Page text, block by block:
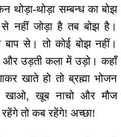
थोड़ा-थोड़ा सम्बन्ध का बोझ
से नहीं जोड़ा है तब बोझ है।
बाप से। तो कोई बोझ नहीं।
और उड़ती कला में उड़ो। कहाँ
खाते हो तो ब्रह्मा भोजन
खाओ, खूब नाचो और मौज
तो कब रहेंगे! अच्छा!